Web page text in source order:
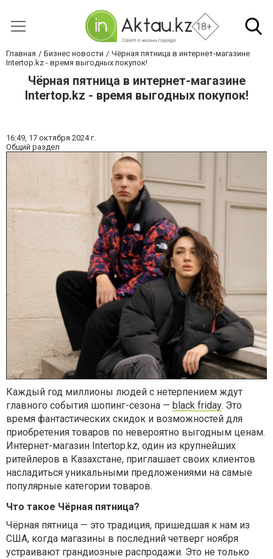
18+
Главная Бизнес новости
Чёрная пятница в интернет-магазине
Intertop.kz - время выгодных покупок!
Чёрная пятница в интернет-магазине
Intertop.kz - время выгодных покупок!
16:49, 17 октября 2024 г.
Общий раздел
Каждый год миллионы людей с нетерпением ждут
главного события шопинг-сезона — black friday. Это
время фантастических скидок и возможностей для
приобретения товаров по невероятно выгодным ценам.
Интернет-магазин Intertop.kz, один из крупнейших
ритейлеров в Казахстане, приглашает своих клиентов
насладиться уникальными предложениями на самые
популярные категории товаров.
Что такое Чёрная пятница?
Чёрная пятница — это традиция, пришедшая к нам из
США, когда магазины в последний четверг ноября
устраивают грандиозные распродажи. Это не только